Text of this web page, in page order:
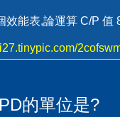
效能表,論運算 C/P 值
的單位是?